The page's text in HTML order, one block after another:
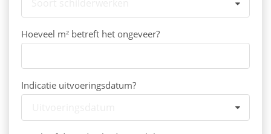
Hoeveel m² betreft het ongeveer?
Indicatie uitvoeringsdatum?